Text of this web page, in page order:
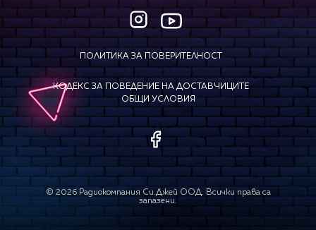
ПОЛИТИКА ЗА ПОВЕРИТЕЛНОСТ
КОДЕКС ЗА ПОВЕДЕНИЕ НА ДОСТАВЧИЦИТЕ
ОБЩИ УСЛОВИЯ
© 2026Радиокомпания Си.Джей ООД. Всички права са
запазени.